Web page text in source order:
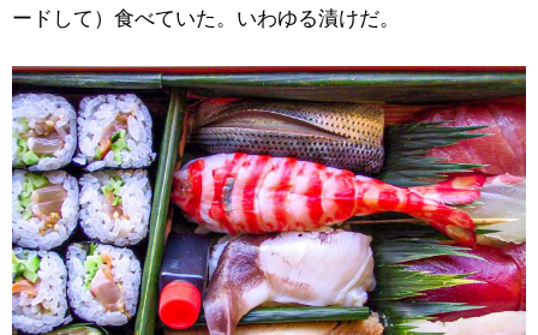
ードして）食べていた。いわゆる漬けだ。